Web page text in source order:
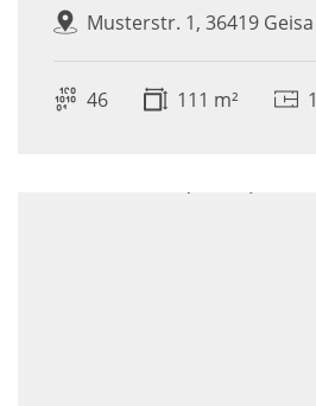
Musterstr. 1, 36419 Geisa
46 111 m² 1